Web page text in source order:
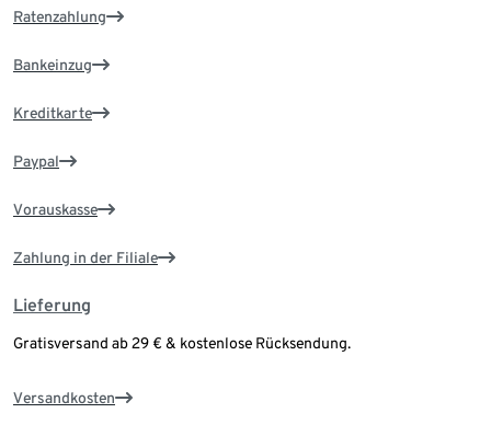
Ratenzahlung
Bankeinzug
Kreditkarte
Paypal
Vorauskasse
Zahlung in der Filiale
Lieferung
Gratisversand ab 29 € & kostenlose Rücksendung.
Versandkosten